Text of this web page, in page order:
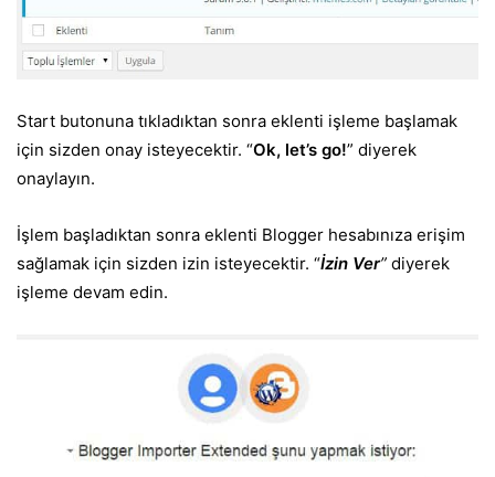
Start butonuna tıkladıktan sonra eklenti işleme başlamak
için sizden onay isteyecektir. “Ok, let’s go!” diyerek
onaylayın.
İşlem başladıktan sonra eklenti Blogger hesabınıza erişim
sağlamak için sizden izin isteyecektir. “İzin Ver” diyerek
işleme devam edin.